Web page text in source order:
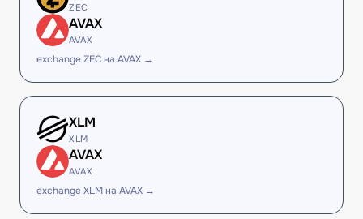
ZEC
AVAX
AVAX
exchange ZEC на AVAX →
XLM
XLM
AVAX
AVAX
exchange XLM на AVAX →